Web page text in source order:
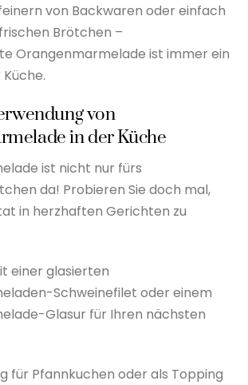
von Backwaren oder einfach
Brötchen –
Orangenmarmelade ist immer ein
von
in der Küche
ist nicht nur fürs
da! Probieren Sie doch mal,
in herzhaften Gerichten zu
einer glasierten
Schweinefilet oder einem
Glasur für Ihren nächsten
für Pfannkuchen oder als Topping